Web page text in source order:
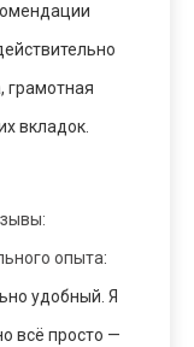
грамотная
вкладок.
опыта:
удобный. Я
всё просто —